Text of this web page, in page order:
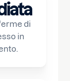
di
in